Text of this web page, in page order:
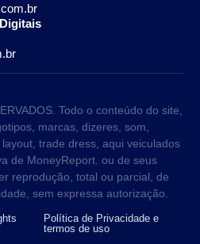
Todo o conteúdo do site,
marcas, dizeres, som,
trade dress, aqui veiculados
de MoneyReport. ou de seus
reprodução, total ou parcial, de
sem expressa autorização.
Política de Privacidade e
termos de uso